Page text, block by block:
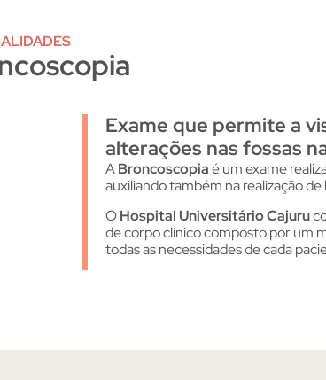
Exame que permite a
alterações nas fossas
ABroncoscopiaé um exame
auxiliando também na realização
OHospital Universitário Cajuru
de corpo clínico composto por um
todas as necessidades de cada